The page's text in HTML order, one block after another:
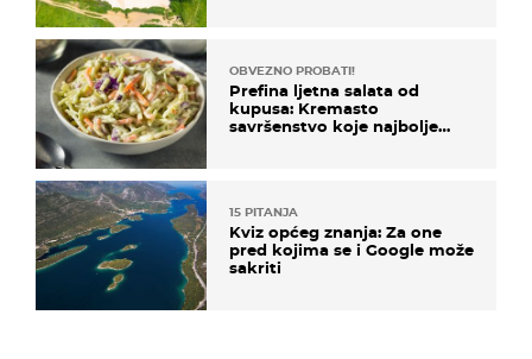
OBVEZNO PROBATI!
Prefina ljetna salata od
kupusa: Kremasto
savršenstvo koje najbolje
15 PITANJA
Kviz općeg znanja: Za one
pred kojima se i Google može
sakriti